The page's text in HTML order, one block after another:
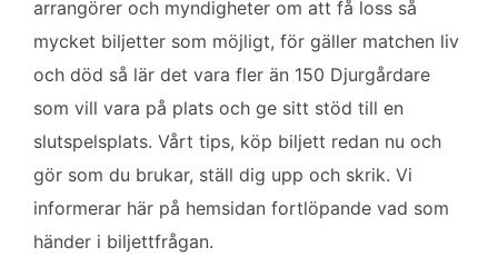
o
o
k
e
r
d
I
n
arrangörer och myndigheter om att få loss så
mycket biljetter som möjligt, för gäller matchen liv
och död så lär det vara fler än 150 Djurgårdare
som vill vara på plats och ge sitt stöd till en
slutspelsplats. Vårt tips, köp biljett redan nu och
gör som du brukar, ställ dig upp och skrik. Vi
informerar här på hemsidan fortlöpande vad som
händer i biljettfrågan.